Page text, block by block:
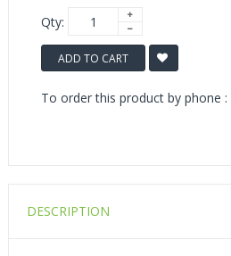
Qty:
ADD TO CART
To order this product by phone :
DESCRIPTION